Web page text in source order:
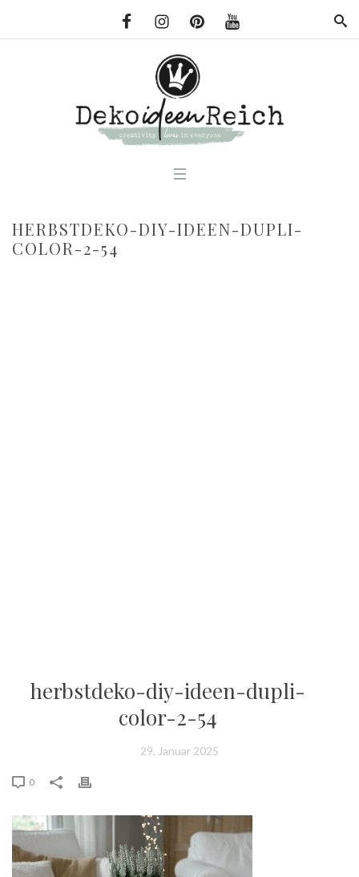
HERBSTDEKO-DIY-IDEEN-DUPLI-
COLOR-2-54
herbstdeko-diy-ideen-dupli-
color-2-54
29. Januar 2025
0